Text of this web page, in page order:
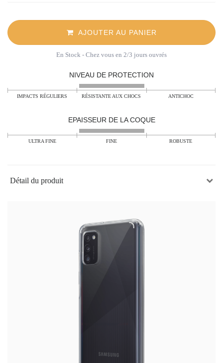
AJOUTER AU PANIER
En Stock - Chez vous en 2/3 jours ouvrés
NIVEAU DE PROTECTION
IMPACTS RÉGULIERS RÉSISTANTE AUX CHOCS ANTICHOC
EPAISSEUR DE LA COQUE
ULTRA FINE FINE ROBUSTE
Détail du produit